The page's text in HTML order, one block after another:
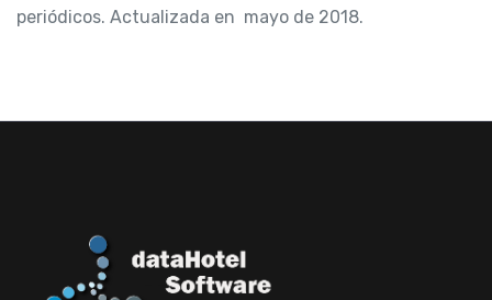
periódicos. Actualizada en mayo de 2018.